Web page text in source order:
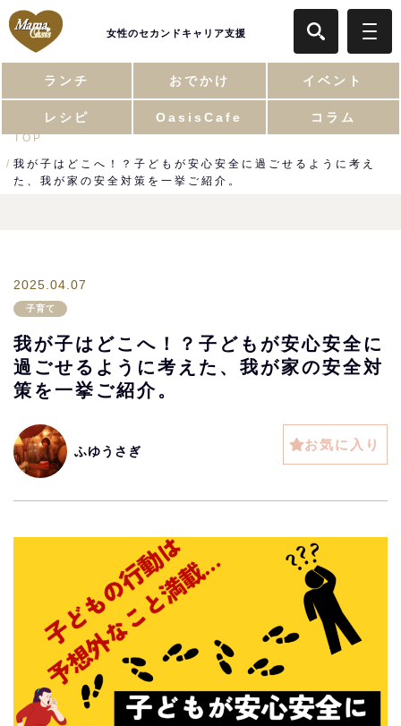
女性のセカンドキャリア支援
ランチ おでかけ イベント
レシピ OasisCafe コラム
TOP
我が子はどこへ！？子どもが安心安全に過ごせるように考え
た、我が家の安全対策を一挙ご紹介。
2025.04.07
子育て
我が子はどこへ！？子どもが安心安全に
過ごせるように考えた、我が家の安全対
策を一挙ご紹介。
ふゆうさぎ お気に入り